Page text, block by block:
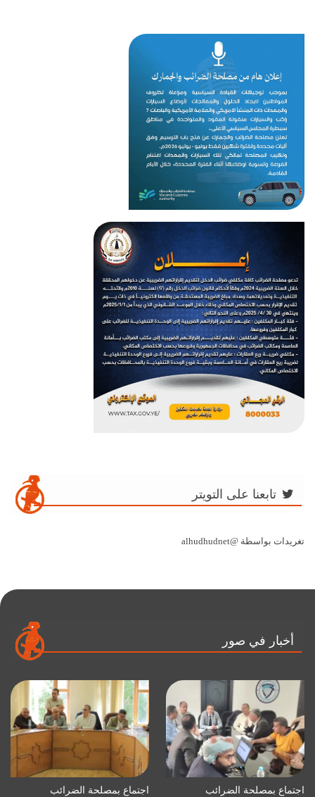
تابعنا على التويتر
تغريدات بواسطة @alhudhudnet
أخبار في صور
اجتماع بمصلحة الضرائب اجتماع بمصلحة الضرائب